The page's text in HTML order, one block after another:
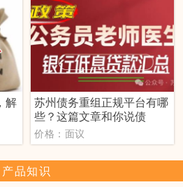
解
苏州债务重组正规平台有哪
些？这篇文章和你说债
价格：面议
产品知识